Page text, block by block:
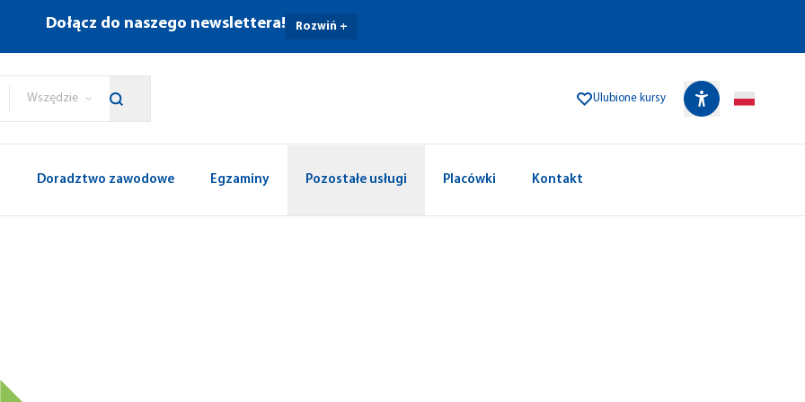
Dołącz do naszego newslettera! Rozwiń +
Wszędzie Ulubione kursy
Doradztwo zawodowe Egzaminy Pozostałe usługi Placówki Kontakt